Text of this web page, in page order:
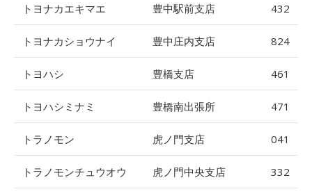
トヨナカエキマエ 豊中駅前支店 432
トヨナカショウナイ 豊中庄内支店 824
トヨハシ 豊橋支店 461
トヨハシミナミ 豊橋南出張所 471
トラノモン 虎ノ門支店 041
トラノモンチュウオウ 虎ノ門中央支店 332